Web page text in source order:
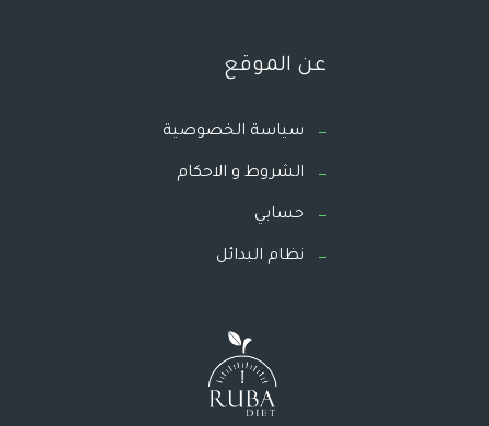
عن الموقع
سياسة الخصوصية
الشروط و الاحكام
حسابي
نظام البدائل